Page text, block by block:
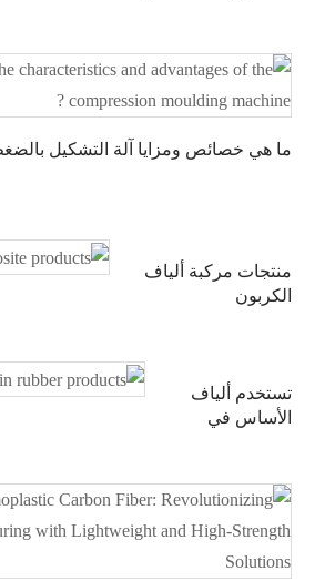
ما هي خصائص ومزايا آلة التشكيل
منتجات مركبة ألياف
الكربون
تستخدم ألياف
الأساس في